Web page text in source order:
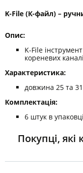
K-File (К-файл) –
Опис:
K-File
кореневих
Характеристика:
довжина 25 та
Комплектація:
6 штук в
Покупці,